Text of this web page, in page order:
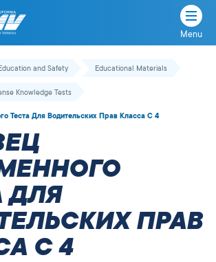
Menu
and Safety Educational Materials
Knowledge Tests
Теста Для Водительских Прав Класса C 4
ДЛЯ
ПРАВ
C 4